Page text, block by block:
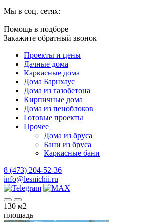
Мы в соц. сетях:
Помощь в подборе
Закажите обратный звонок
Проекты и цены
Дачные дома
Каркасные дома
Дома Барнхаус
Дома из газобетона
Кирпичные дома
Дома из пеноблоков
Готовые проекты
Прочее
Дома из бруса
Бани из бруса
Каркасные бани
8 (473) 204-52-36
info@lesnichii.ru
130 м2
площадь